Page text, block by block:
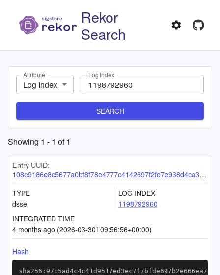
Rekor
Search
Attribute
Log Index
Log Index
SEARCH
Showing 1 - 1 of1
Entry UUID:
108e9186e8c5677a0bf8f78e4777c4142697f2fd7e938d4ca3feeddfc6e6e54b432866cf8e5e41a6
TYPE
dsse
LOG INDEX
1198792960
INTEGRATED TIME
4 months ago (2026-03-30T09:56:56+00:00)
Hash